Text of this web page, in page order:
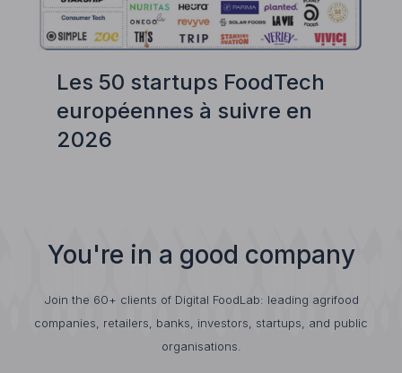
Les 50 startups FoodTech
européennes à suivre en
2026
You're in a good company
Join the 60+ clients of Digital FoodLab: leading agrifood
companies, retailers, banks, investors, startups, and public
organisations.